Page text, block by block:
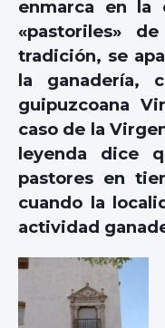
enmarca en la
«pastoriles»
tradición, se
la ganadería,
guipuzcoana
caso de la
leyenda dice
pastores en
cuando la
actividad